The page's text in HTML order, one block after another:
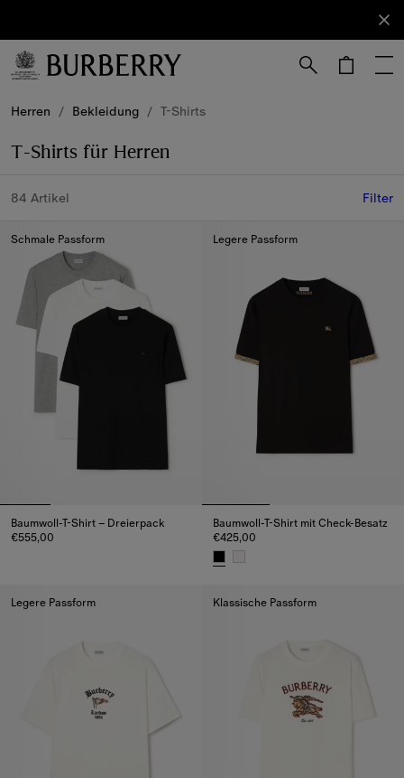
Newsletter
abonnieren.
Herren / Bekleidung / T-Shirts
T-Shirts für Herren
84 Artikel Filter
Schmale Passform
Baumwoll-T-Shirt – Dreierpack
€555,00
Baumwoll-T-Shirt – Dreierpack, €555,00
Legere Passform
Baumwoll-T-Shirt mit Check-Besatz
€425,00
Legere Passform Klassische Passform